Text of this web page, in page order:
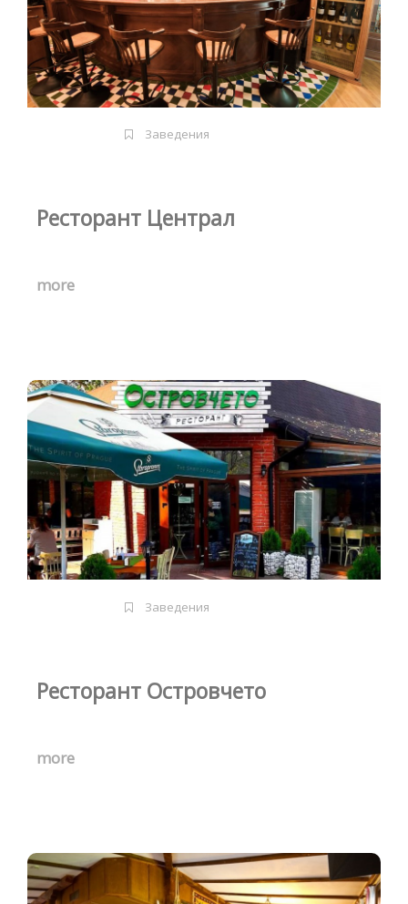
Заведения
Ресторант Централ
more
Заведения
Ресторант Островчето
more